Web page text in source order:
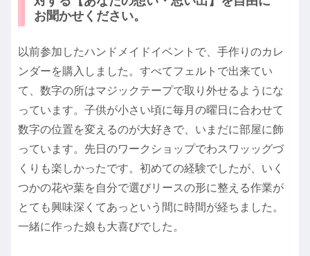
お聞かせください。
以前参加したハンドメイドイベントで、手作りのカレ
ンダーを購入しました。すべてフェルトで出来てい
て、数字の所はマジックテープで取り外せるようにな
っています。子供が小さい頃に毎月の曜日に合わせて
数字の位置を変えるのが大好きで、いまだに部屋に飾
っています。先日のワークショップでわスワッッグづ
くりも楽しかったです。初めての経験でしたが、いく
つかの花や葉を自分で選びリースの形に整える作業が
とても興味深くてあっという間に時間が経ちました。
一緒に作った娘も大喜びでした。